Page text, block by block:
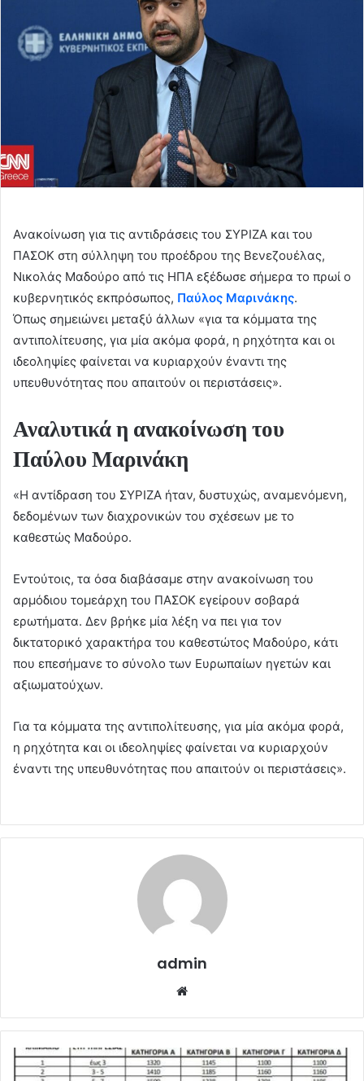
Ανακοίνωση για τις αντιδράσεις του ΣΥΡΙΖΑ και του
ΠΑΣΟΚ στη σύλληψη του προέδρου της Βενεζουέλας,
Νικολάς Μαδούρο από τις ΗΠΑ εξέδωσε σήμερα το πρωί ο
κυβερνητικός εκπρόσωπος, Παύλος Μαρινάκης.
Όπως σημειώνει μεταξύ άλλων «για τα κόμματα της
αντιπολίτευσης, για μία ακόμα φορά, η ρηχότητα και οι
ιδεοληψίες φαίνεται να κυριαρχούν έναντι της
υπευθυνότητας που απαιτούν οι περιστάσεις».
Αναλυτικά η ανακοίνωση του
Παύλου Μαρινάκη
«Η αντίδραση του ΣΥΡΙΖΑ ήταν, δυστυχώς, αναμενόμενη,
δεδομένων των διαχρονικών του σχέσεων με το
καθεστώς Μαδούρο.
Εντούτοις, τα όσα διαβάσαμε στην ανακοίνωση του
αρμόδιου τομεάρχη του ΠΑΣΟΚ εγείρουν σοβαρά
ερωτήματα. Δεν βρήκε μία λέξη να πει για τον
δικτατορικό χαρακτήρα του καθεστώτος Μαδούρο, κάτι
που επεσήμανε το σύνολο των Ευρωπαίων ηγετών και
αξιωματούχων.
Για τα κόμματα της αντιπολίτευσης, για μία ακόμα φορά,
η ρηχότητα και οι ιδεοληψίες φαίνεται να κυριαρχούν
έναντι της υπευθυνότητας που απαιτούν οι περιστάσεις».
admin